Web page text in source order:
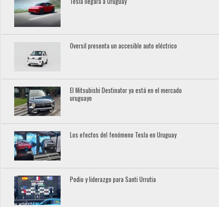
Oversil presenta un accesible auto eléctrico
El Mitsubishi Destinator ya está en el mercado
uruguayo
Los efectos del fenómeno Tesla en Uruguay
Podio y liderazgo para Santi Urrutia